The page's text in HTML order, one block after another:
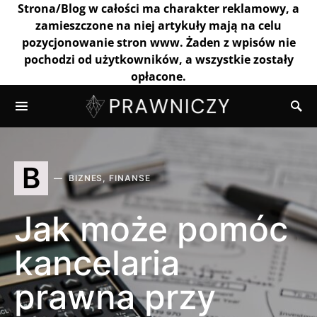
Strona/Blog w całości ma charakter reklamowy, a
zamieszczone na niej artykuły mają na celu
pozycjonowanie stron www. Żaden z wpisów nie
pochodzi od użytkowników, a wszystkie zostały
opłacone.
B BIZNES, FINANSE
Jak może pomóc
kancelaria
prawna przy